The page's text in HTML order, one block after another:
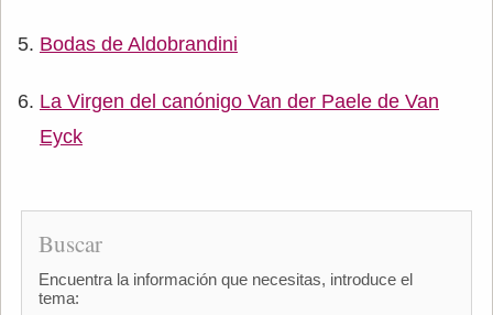
Bodas de Aldobrandini
La Virgen del canónigo Van der Paele de Van
Eyck
Buscar
Encuentra la información que necesitas, introduce el
tema: